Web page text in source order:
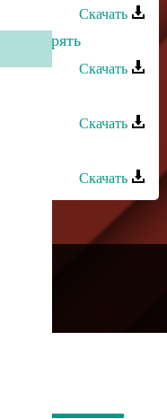
Скачать
терять
Скачать
Скачать
Скачать